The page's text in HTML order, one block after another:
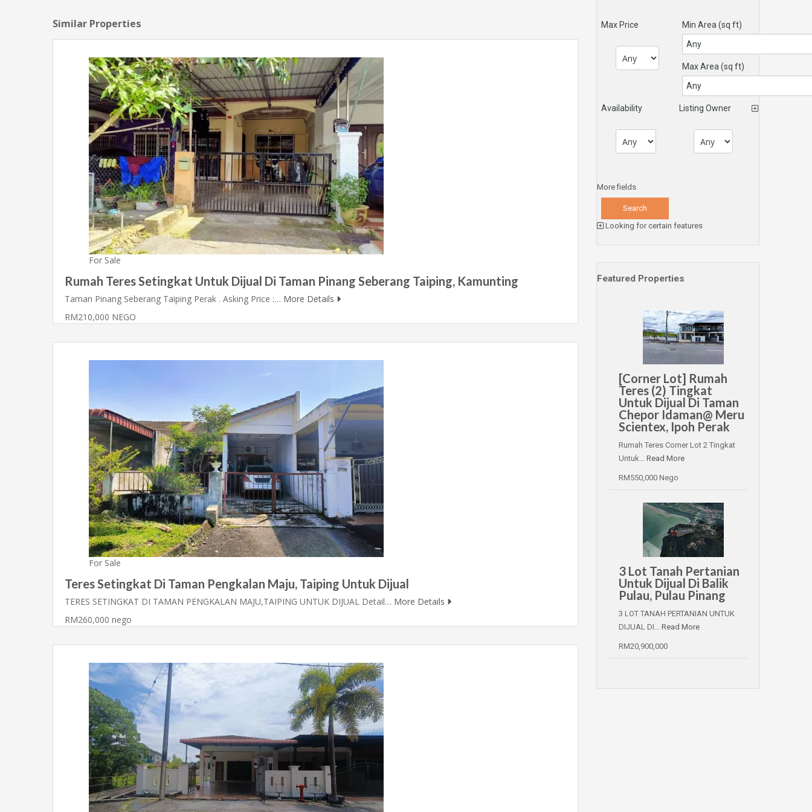
Similar Properties
For Sale
Rumah Teres Setingkat Untuk Dijual Di Taman Pinang Seberang Taiping, Kamunting
Taman Pinang Seberang Taiping Perak . Asking Price :… More Details
RM210,000 NEGO
For Sale
Teres Setingkat Di Taman Pengkalan Maju, Taiping Untuk Dijual
TERES SETINGKAT DI TAMAN PENGKALAN MAJU,TAIPING UNTUK DIJUAL Detail… More Details
RM260,000 nego
Max Price Min Area (sq ft)
Max Area (sq ft)
Availability Listing Owner
More fields
Looking for certain features
Featured Properties
[Corner Lot] Rumah
Teres (2) Tingkat
Untuk Dijual Di Taman
Chepor Idaman@ Meru
Scientex, Ipoh Perak
Rumah Teres Corner Lot 2 Tingkat
Untuk… Read More
RM550,000 Nego
3 Lot Tanah Pertanian
Untuk Dijual Di Balik
Pulau, Pulau Pinang
3 LOT TANAH PERTANIAN UNTUK
DIJUAL DI… Read More
RM20,900,000